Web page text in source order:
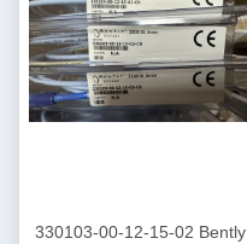
330103-00-12-15-02 Bently